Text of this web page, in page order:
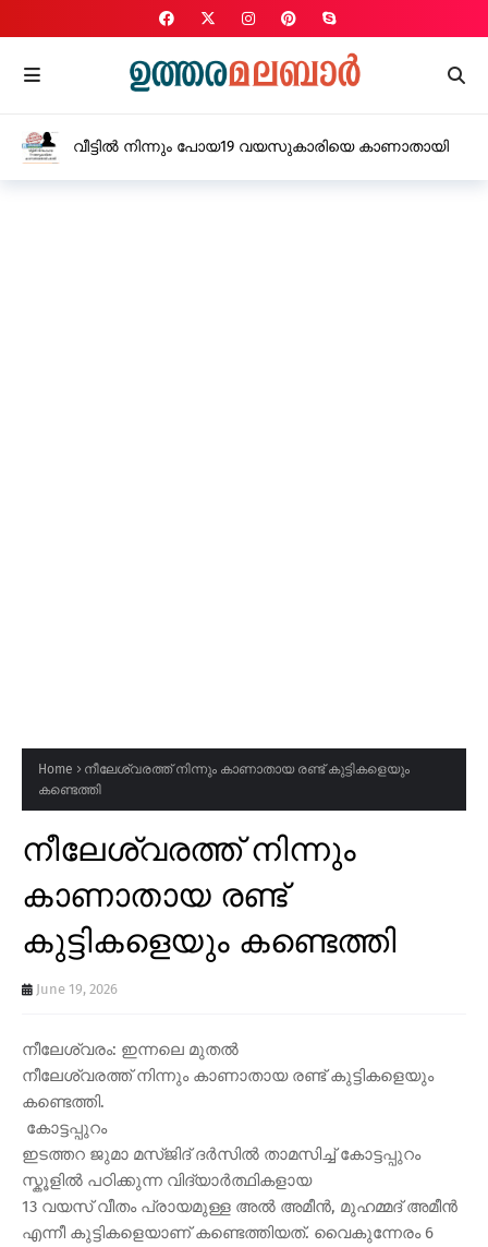
വീട്ടിൽ നിന്നും പോയ19 വയസുകാരിയെ കാണാതായി
Home
നീലേശ്വരത്ത് നിന്നും കാണാതായ രണ്ട് കുട്ടികളെയും
കണ്ടെത്തി
നീലേശ്വരത്ത് നിന്നും
കാണാതായ രണ്ട്
കുട്ടികളെയും കണ്ടെത്തി
June 19, 2026
നീലേശ്വരം: ഇന്നലെ മുതൽ
നീലേശ്വരത്ത് നിന്നും കാണാതായ രണ്ട് കുട്ടികളെയും
കണ്ടെത്തി.
കോട്ടപ്പുറം
ഇടത്തറ ജുമാ മസ്ജിദ് ദർസിൽ താമസിച്ച് കോട്ടപ്പുറം
സ്കൂളിൽ പഠിക്കുന്ന വിദ്യാർത്ഥികളായ
13 വയസ് വീതം പ്രായമുള്ള അൽ അമീൻ, മുഹമ്മദ്‌ അമീൻ
എന്നീ കുട്ടികളെയാണ് കണ്ടെത്തിയത്. വൈകുന്നേരം 6